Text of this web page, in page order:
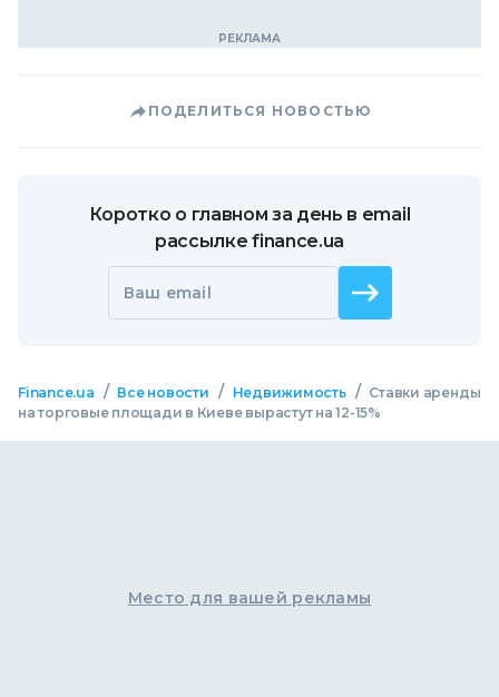
ПОДЕЛИТЬСЯ НОВОСТЬЮ
Коротко о главном за день в email
рассылке finance.ua
Ваш email
Finance.ua / Все новости / Недвижимость / Ставки аренды
на торговые площади в Киеве вырастут на 12-15%
Место для вашей рекламы